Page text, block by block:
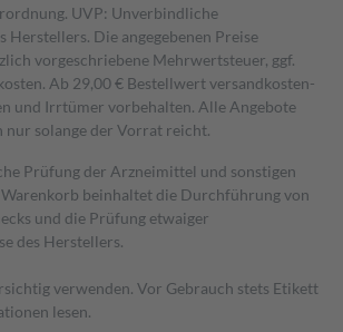
UVP: Unverbindliche
Herstellers. Die angegebenen Preise
vorgeschriebene Mehrwertsteuer, ggf.
Ab 29,00 € Bestell­wert versand­kosten­
und Irrtümer vorbehalten. Alle Angebote
nur solange der Vorrat reicht.
Prüfung der Arzneimittel und sonstigen
beinhaltet die Durchführung von
und die Prüfung etwaiger
des Herstellers.
verwenden. Vor Gebrauch stets Etikett
lesen.